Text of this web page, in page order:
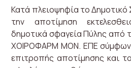
Κατά πλειοψηφία το
την αποτίμηση
δημοτικά σφαγεία Πύλης από
ΧΟΙΡΟΦΑΡΜ ΜΟΝ. ΕΠΕ
επιτροπής αποτίμησης και